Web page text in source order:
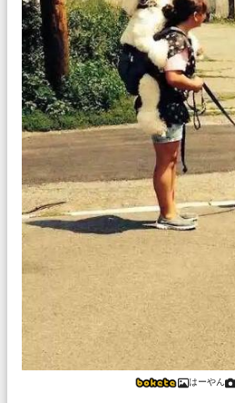
はーやん